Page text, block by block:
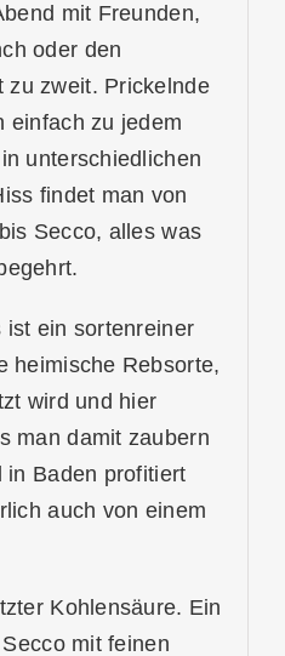
mit Freunden,
oder den
zu zweit. Prickelnde
einfach zu jedem
unterschiedlichen
findet man von
Secco, alles was
ist ein sortenreiner
heimische Rebsorte,
wird und hier
man damit zaubern
in Baden profitiert
auch von einem
Kohlensäure. Ein
mit feinen